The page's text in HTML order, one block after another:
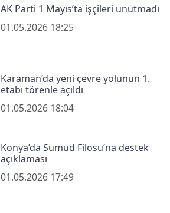
AK Parti 1 Mayıs’ta işçileri unutmadı
01.05.2026 18:25
Karaman’da yeni çevre yolunun 1.
etabı törenle açıldı
01.05.2026 18:04
Konya’da Sumud Filosu’na destek
açıklaması
01.05.2026 17:49